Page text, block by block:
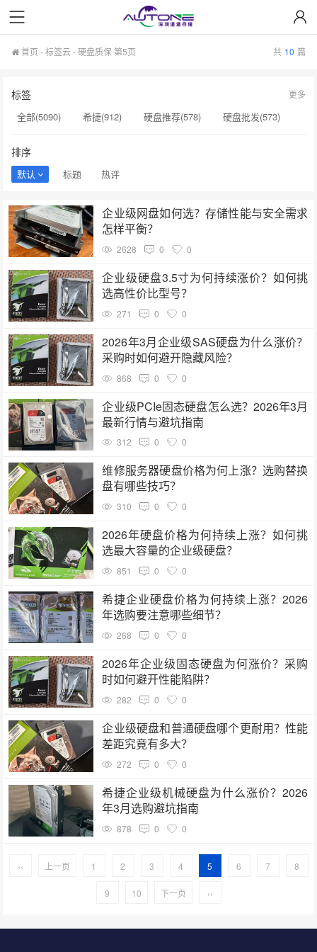
首页 -标签云- 硬盘质保 第5页 共 10 篇
标签
全部(5090) 希捷(912) 硬盘推荐(578)
硬盘批发(573)
硬盘采购(474)
希捷硬盘(471)
H100(136)
服务器(136)
硬盘真伪鉴别(134)
硬盘转速(132)
NAS(132)
H20显卡(131)
H100显卡(131)
硬盘质量(130) GPU服务器(130)
更多
排序
默认 标题 热评
企业级网盘如何选？存储性能与安全需求
怎样平衡？
2628 0 0
企业级硬盘3.5寸为何持续涨价？如何挑
选高性价比型号？
271 0 0
2026年3月企业级SAS硬盘为什么涨价？
采购时如何避开隐藏风险？
868 0 0
企业级PCIe固态硬盘怎么选？2026年3月
最新行情与避坑指南
312 0 0
维修服务器硬盘价格为何上涨？选购替换
盘有哪些技巧？
310 0 0
2026年硬盘价格为何持续上涨？如何挑
选最大容量的企业级硬盘？
851 0 0
希捷企业硬盘价格为何持续上涨？2026
年选购要注意哪些细节？
268 0 0
2026年企业级固态硬盘为何涨价？采购
时如何避开性能陷阱？
282 0 0
企业级硬盘和普通硬盘哪个更耐用？性能
差距究竟有多大？
272 0 0
希捷企业级机械硬盘为什么涨价？2026
年3月选购避坑指南
878 0 0
‹‹ 上一页 1 2 3 4 5 6 7 8
9 10 下一页 ››